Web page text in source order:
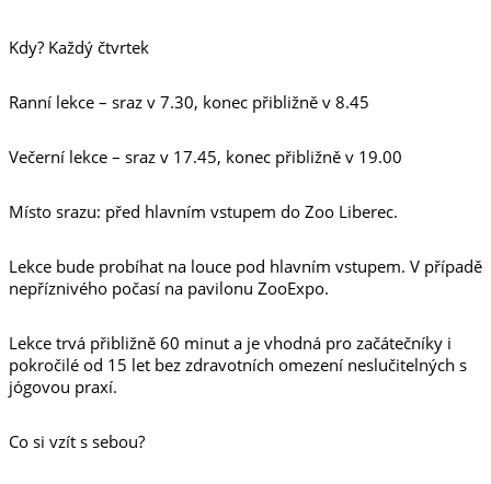
Kdy? Každý čtvrtek
Ranní lekce – sraz v 7.30, konec přibližně v 8.45
Večerní lekce – sraz v 17.45, konec přibližně v 19.00
Místo srazu: před hlavním vstupem do Zoo Liberec.
Lekce bude probíhat na louce pod hlavním vstupem. V případě
nepříznivého počasí na pavilonu ZooExpo.
Lekce trvá přibližně 60 minut a je vhodná pro začátečníky i
pokročilé od 15 let bez zdravotních omezení neslučitelných s
jógovou praxí.
Co si vzít s sebou?